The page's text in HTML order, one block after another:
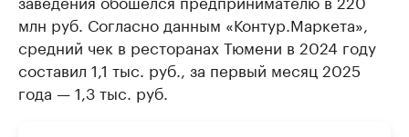
млн руб. Согласно данным «Контур.Маркета»,
средний чек в ресторанах Тюмени в 2024 году
составил 1,1 тыс. руб., за первый месяц 2025
года — 1,3 тыс. руб.